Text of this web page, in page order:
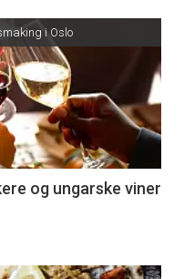
i Oslo
og ungarske viner